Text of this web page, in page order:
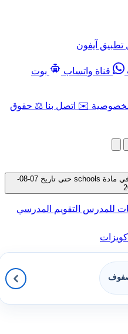
تطبيق آيفون
قناة واتساب
بوت
✉️ اتصل بنا ⚖️ حقوق
جميع الملفات المتوفرة بحسب أخبار في مادة schools حتى تاريخ 07-08-
للمدرس التقويم المدرسي